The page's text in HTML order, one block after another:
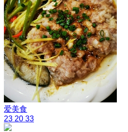
爱美食
23 20 33